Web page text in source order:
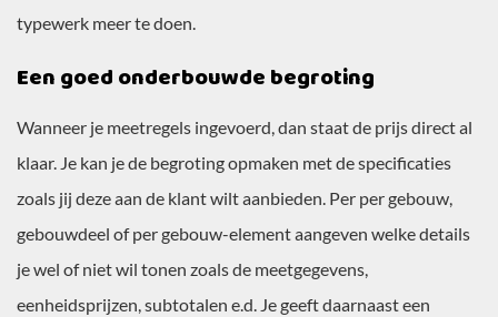
typewerk meer te doen.
Een goed onderbouwde begroting
Wanneer je meetregels ingevoerd, dan staat de prijs direct al
klaar. Je kan je de begroting opmaken met de specificaties
zoals jij deze aan de klant wilt aanbieden. Per per gebouw,
gebouwdeel of per gebouw-element aangeven welke details
je wel of niet wil tonen zoals de meetgegevens,
eenheidsprijzen, subtotalen e.d. Je geeft daarnaast een